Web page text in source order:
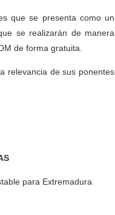
que se presenta como un
se realizarán de manera
de forma gratuita.
relevancia de sus ponentes
para Extremadura